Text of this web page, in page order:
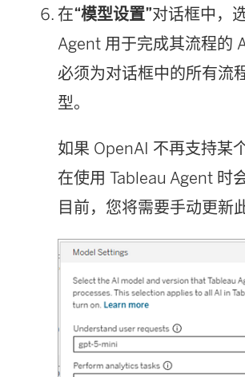
在“模型设置”对话框中，
Agent 用于完成其流程的
必须为对话框中的所有流
型。
如果 OpenAI 不再支持某
在使用 Tableau Agent 时
目前，您将需要手动更新